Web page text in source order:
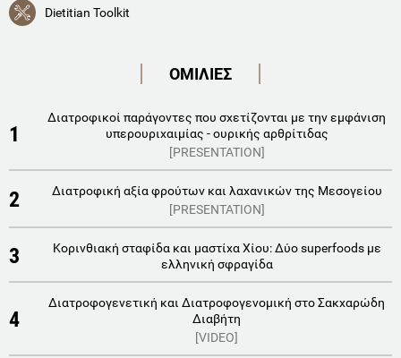
Dietitian Toolkit
ΟΜΙΛΙΕΣ
1
Διατροφικοί παράγοντες που σχετίζονται με την εμφάνιση
υπερουριχαιμίας - ουρικής αρθρίτιδας
[PRESENTATION]
2
Διατροφική αξία φρούτων και λαχανικών της Μεσογείου
[PRESENTATION]
3
Κορινθιακή σταφίδα και μαστίχα Χίου: Δύο superfoods με
ελληνική σφραγίδα
4
Διατροφογενετική και Διατροφογενομική στο Σακχαρώδη
Διαβήτη
[VIDEO]